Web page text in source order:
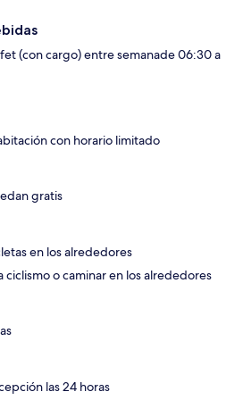
(con cargo) entre semanade 06:30 a
con horario limitado
gratis
en los alrededores
ciclismo o caminar en los alrededores
las 24 horas